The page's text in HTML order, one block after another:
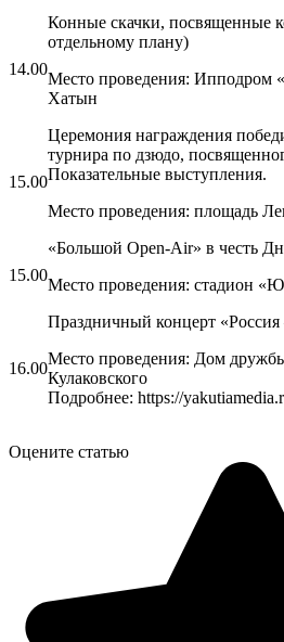
14.00
Конные скачки, посвященные
отдельному плану)
Место проведения: Ипподром
Хатын
15.00
Церемония награждения
турнира по дзюдо,
Показательные выступления.
Место проведения: площадь
15.00
«Большой Open-Air» в честь
Место проведения: стадион
16.00
Праздничный концерт
Место проведения: Дом
Кулаковского
Подробнее: https://
Оцените статью